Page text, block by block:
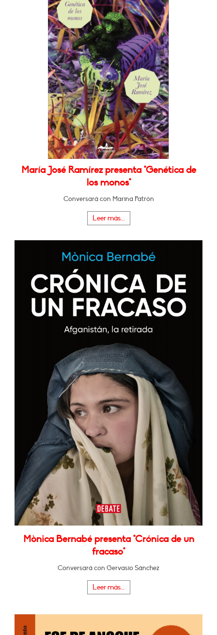
María José Ramírez presenta "Genética de
los monos"
Conversará con Marina Patrón
Leer más...
Mònica Bernabé presenta "Crónica de un
fracaso"
Conversará con Gervasio Sánchez
Leer más...